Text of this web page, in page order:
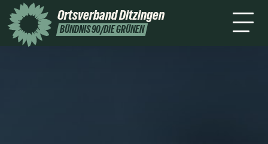
OrtsverbandDitzingen
BÜNDNIS 90/DIE GRÜNEN
Termine
Bund